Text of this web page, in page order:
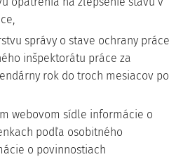
správy o stave ochrany práce
inšpektorátu práce za
rok do troch mesiacov po
webovom sídle informácie o
podľa osobitného
o povinnostiach